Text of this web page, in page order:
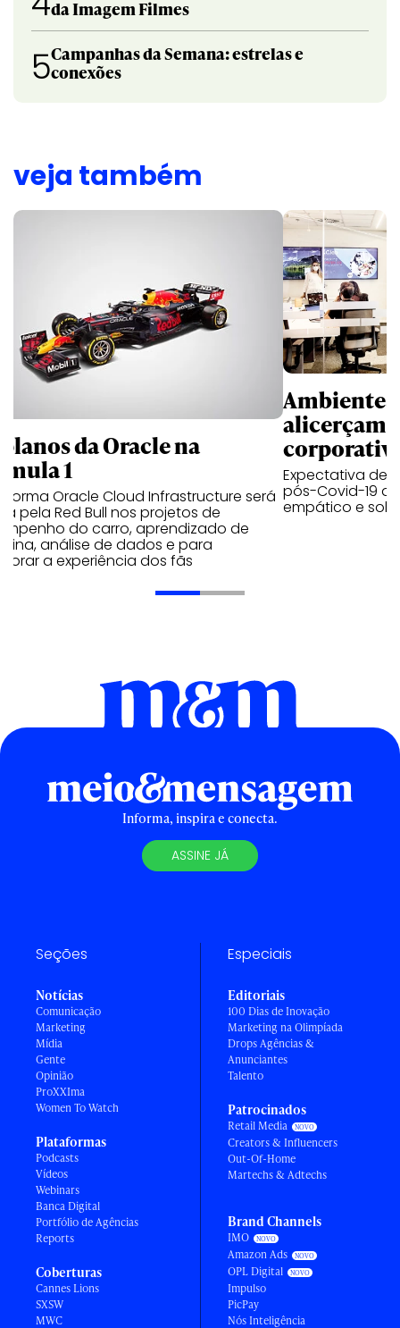
da Imagem Filmes
5Campanhas da Semana: estrelas e
conexões
veja também
da Oracle na
1
Oracle Cloud Infrastructure será
pela Red Bull nos projetos de
do carro, aprendizado de
análise de dados e para
a experiência dos fãs
Ambientes
alicerçam
Expectativa de
pós-Covid-19
empático e
Informa, inspira e conecta.
ASSINE JÁ
Seções
Notícias
Comunicação
Marketing
Mídia
Gente
Opinião
ProXXIma
Women To Watch
Plataformas
Podcasts
Vídeos
Webinars
Banca Digital
Portfólio de Agências
Reports
Coberturas
Cannes Lions
SXSW
MWC
Especiais
Editoriais
100 Dias de Inovação
Marketing na Olimpíada
Drops Agências &
Anunciantes
Talento
Patrocinados
Retail Media
Creators & Influencers
Out-Of-Home
Martechs & Adtechs
Brand Channels
IMO
Amazon Ads
OPL Digital
Impulso
PicPay
Nós Inteligência